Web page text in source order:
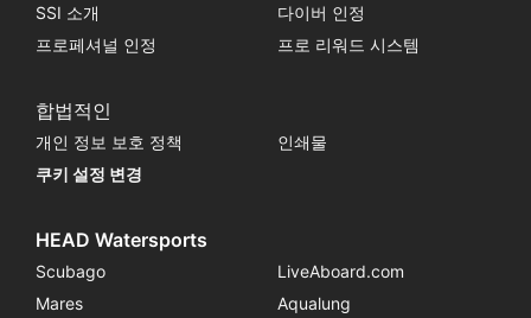
SSI 소개
다이버 인정
프로페셔널 인정
프로 리워드 시스템
합법적인
개인 정보 보호 정책
인쇄물
쿠키 설정 변경
HEAD Watersports
Scubago
LiveAboard.com
Mares
Aqualung